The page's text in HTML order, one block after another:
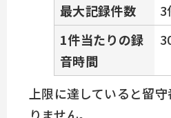
最大記録件数
3
1件当たりの録
音時間
上限に達していると留
りません。